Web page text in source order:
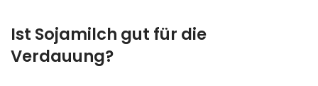
Ist Sojamilch gut für die
Verdauung?